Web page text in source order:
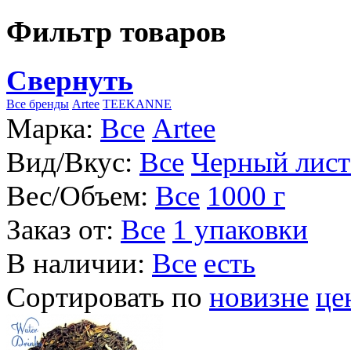
Фильтр товаров
Свернуть
Все бренды Artee TEEKANNE
Марка: Все Artee
Вид/Вкус: Все Черный
Вес/Объем: Все 1000 г
Заказ от: Все 1 упаковки
В наличии: Все есть
Сортировать по новизне